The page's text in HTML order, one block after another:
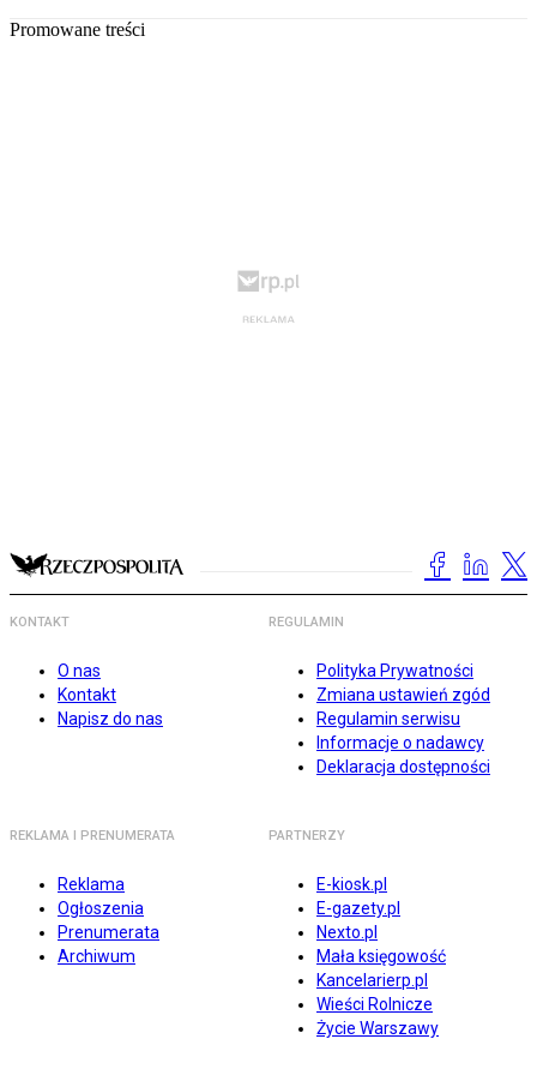
Promowane treści
KONTAKT
O nas
Kontakt
Napisz do nas
REGULAMIN
Polityka Prywatności
Zmiana ustawień zgód
Regulamin serwisu
Informacje o nadawcy
Deklaracja dostępności
REKLAMA I PRENUMERATA
Reklama
Ogłoszenia
Prenumerata
Archiwum
PARTNERZY
E-kiosk.pl
E-gazety.pl
Nexto.pl
Mała księgowość
Kancelarierp.pl
Wieści Rolnicze
Życie Warszawy